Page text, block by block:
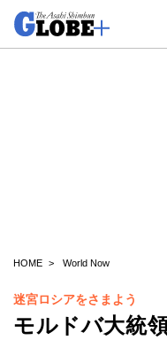
HOME World Now
迷宮ロシアをさまよう
モルドバ大統